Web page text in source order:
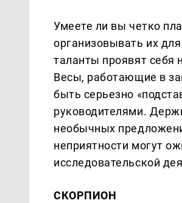
Умеете ли вы четко
организовывать их
таланты проявят себя
Весы, работающие в
быть серьезно
руководителями.
необычных
неприятности могут
исследовательской
СКОРПИОН